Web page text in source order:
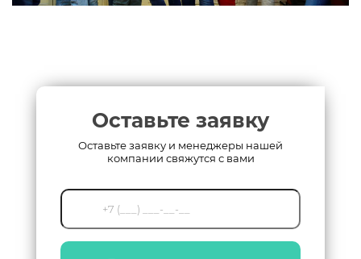
Оставьте заявку
Оставьте заявку и менеджеры нашей
компании свяжутся с вами